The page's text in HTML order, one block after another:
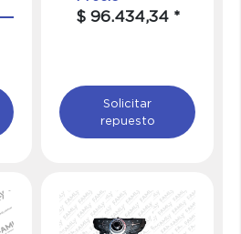
$ 96.434,34 *
Solicitar
repuesto